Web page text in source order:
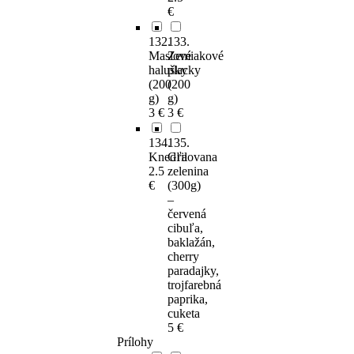
€
132.
Maslové
halušky
(200
g)
3 €
133.
Zemiakové
placky
(200
g)
3 €
134.
Knedľa
2.5
€
135.
Grilovana
zelenina
(300g)
–
červená
cibuľa,
baklažán,
cherry
paradajky,
trojfarebná
paprika,
cuketa
5 €
Prílohy